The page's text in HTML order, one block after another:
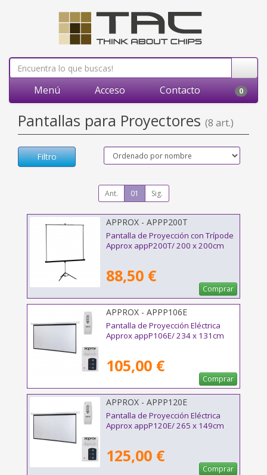
Menú Acceso Contacto 0
Pantallas para Proyectores (8 art.)
Filtro
Ant. 01 Sig.
APPROX - APPP200T
Pantalla de Proyección con Trípode
Approx appP200T/ 200 x 200cm
88,50 €
Comprar
APPROX - APPP106E
Pantalla de Proyección Eléctrica
Approx appP106E/ 234 x 131cm
105,00 €
Comprar
APPROX - APPP120E
Pantalla de Proyección Eléctrica
Approx appP120E/ 265 x 149cm
125,00 €
Comprar